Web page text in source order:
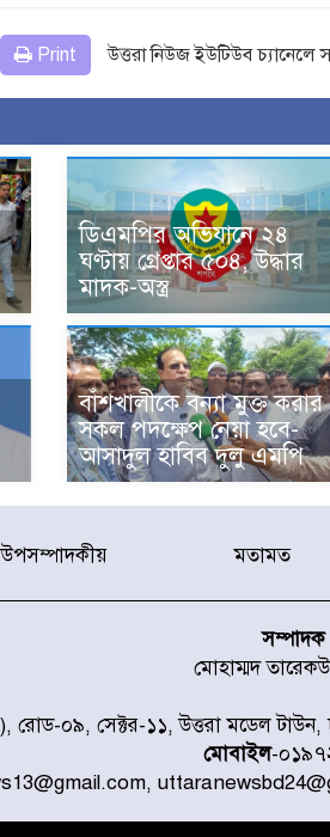
Print উত্তরা নিউজ ইউটিউব চ্যানেলে
ডিএমপির অভিযানে ২৪
ঘণ্টায় গ্রেপ্তার ৫০৪, উদ্ধার
মাদক-অস্ত্র
বাঁশখালীকে বন্যা মুক্ত করার
সকল পদক্ষেপ নেয়া হবে-
আসাদুল হাবিব দুলু এমপি
উপসম্পাদকীয় মতামত
সম্পাদক
মোহাম্মদ
রোড-০৯, সেক্টর-১১, উত্তরা মডেল টাউন,
মোবাইল-